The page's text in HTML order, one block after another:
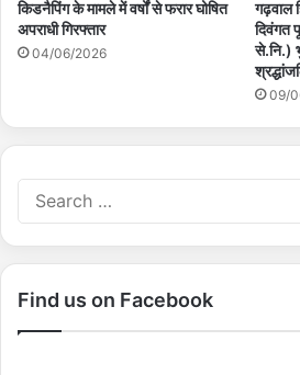
किडनैपिंग के मामले में वर्षों से फरार घोषित
अपराधी गिरफ्तार
04/06/2026
गढ़वाल
दिवंगत
से.नि.)
09/
Find us on Facebook